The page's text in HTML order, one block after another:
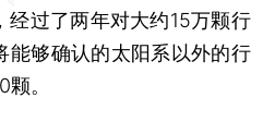
经过了两年对大约15万颗行
能够确认的太阳系以外的行
。